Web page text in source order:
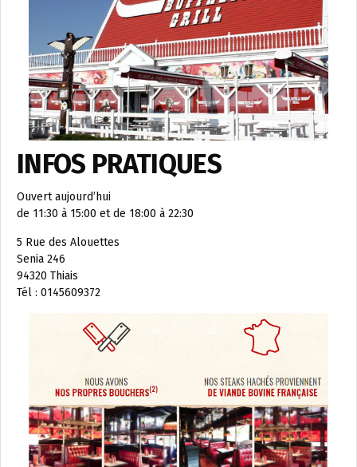
INFOS PRATIQUES
Ouvert aujourd’hui
de 11:30 à 15:00 et de 18:00 à 22:30
5 Rue des Alouettes
Senia 246
94320 Thiais
Tél : 0145609372